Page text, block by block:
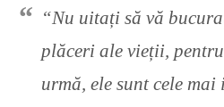
“Nu uitați să vă
plăceri ale vieții,
urmă, ele sunt cele